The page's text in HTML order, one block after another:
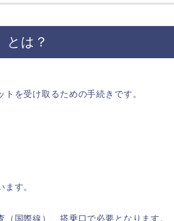
とは？
を受け取るための手続きです。
す。
国際線）、搭乗口で必要となります。